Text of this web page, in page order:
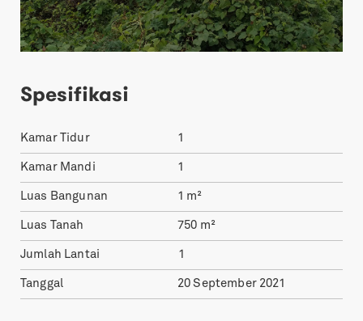
Spesifikasi
Kamar Tidur 1
Kamar Mandi 1
Luas Bangunan 1 m²
Luas Tanah 750 m²
Jumlah Lantai 1
Tanggal 20 September 2021